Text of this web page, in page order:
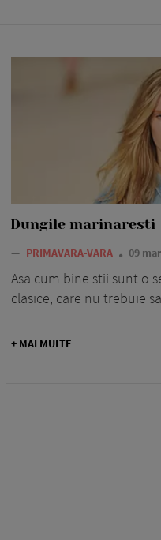
Dungile marinaresti
— PRIMAVARA-VARA 09
Asa cum bine stii sunt o
clasice, care nu trebuie
+ MAI MULTE